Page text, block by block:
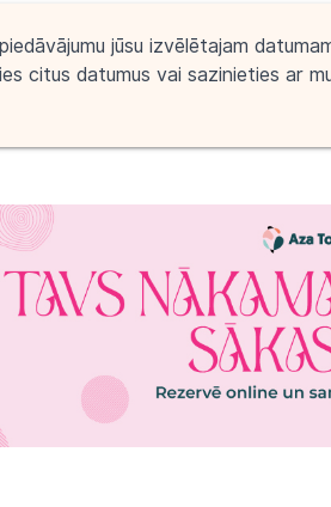
jūsu izvēlētajam
citus datumus vai sazinieties ar